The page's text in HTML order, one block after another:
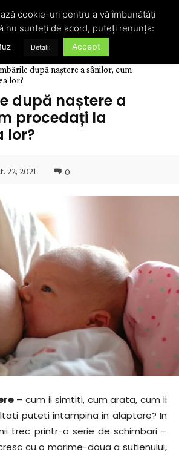
după naștere a sânilor, cum
lor?
după naștere a
procedați la
lor?
22, 2021 0
– cum ii simtiti, cum arata, cum ii
puteti intampina in alaptare? In
trec printr-o serie de schimbari –
cu o marime-doua a sutienului,
cookie-uri pentru a vă îmbunătăți
nu sunteți de acord, puteți renunța:
Detalii Accept